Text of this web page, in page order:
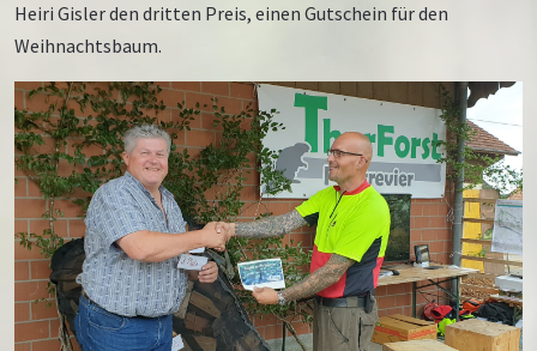
Heiri Gisler den dritten Preis, einen Gutschein für den
Weihnachtsbaum.